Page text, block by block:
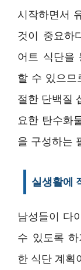
시작하면서
것이 중요하
어트 식단을
할 수 있으므
절한 단백질
요한 탄수화
을 구성하는
실생활에
남성들이 다
수 있도록
한 식단 계획